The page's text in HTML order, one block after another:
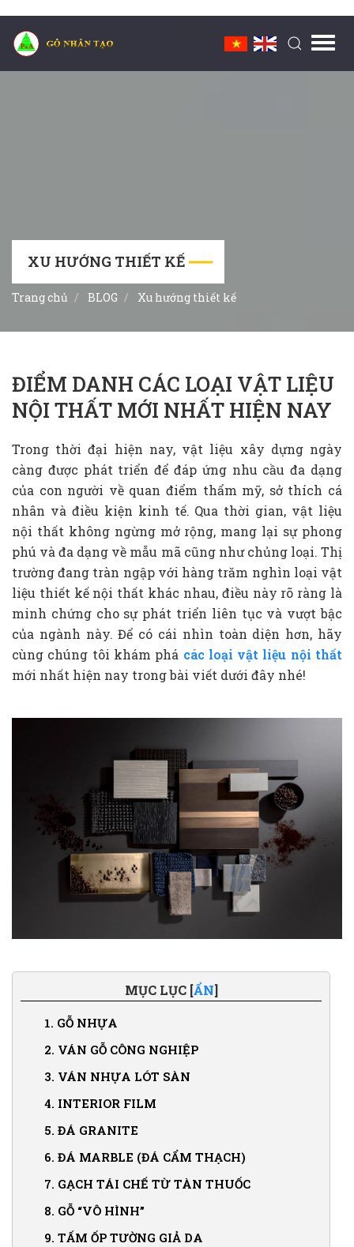
XU HƯỚNG THIẾT KẾ
Trang chủ BLOG Xu hướng thiết kế
ĐIỂM DANH CÁC LOẠI VẬT LIỆU
NỘI THẤT MỚI NHẤT HIỆN NAY
Trong thời đại hiện nay, vật liệu xây dựng ngày
càng được phát triển để đáp ứng nhu cầu đa dạng
của con người về quan điểm thẩm mỹ, sở thích cá
nhân và điều kiện kinh tế. Qua thời gian, vật liệu
nội thất không ngừng mở rộng, mang lại sự phong
phú và đa dạng về mẫu mã cũng như chủng loại. Thị
trường đang tràn ngập với hàng trăm nghìn loại vật
liệu thiết kế nội thất khác nhau, điều này rõ ràng là
minh chứng cho sự phát triển liên tục và vượt bậc
của ngành này. Để có cái nhìn toàn diện hơn, hãy
cùng chúng tôi khám phá các loại vật liệu nội thất
mới nhất hiện nay trong bài viết dưới đây nhé!
MỤC LỤC [ẨN]
1. GỖ NHỰA
2. VÁN GỖ CÔNG NGHIỆP
3. VÁN NHỰA LÓT SÀN
4. INTERIOR FILM
5. ĐÁ GRANITE
6. ĐÁ MARBLE (ĐÁ CẨM THẠCH)
7. GẠCH TÁI CHẾ TỪ TÀN THUỐC
8. GỖ “VÔ HÌNH”
9. TẤM ỐP TƯỜNG GIẢ DA